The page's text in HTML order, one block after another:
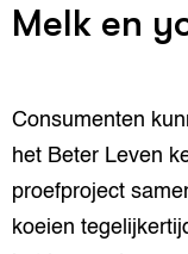
Melk en
Consumenten
het Beter Leven
proefproject
koeien